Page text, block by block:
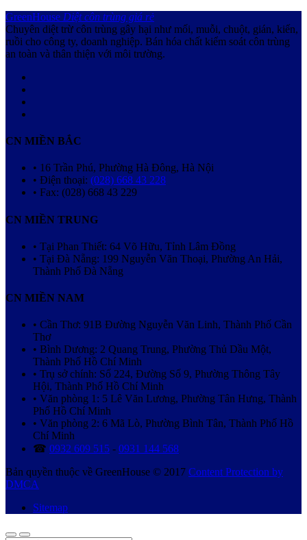
GreenHouse Diệt côn trùng giá rẻ
Chuyên diệt trừ côn trùng gây hại như mối, muỗi, chuột, gián, kiến,
ruồi cho công ty, doanh nghiệp. Bán hóa chất kiểm soát côn trùng
an toàn và thân thiện với môi trường.
CN MIỀN BẮC
• 16 Trần Phú, Phường Hà Đông, Hà Nội
• Điện thoại: (028) 668 43 228
• Fax: (028) 668 43 229
CN MIỀN TRUNG
• Tại Phan Thiết: 64 Võ Hữu, Tỉnh Lâm Đồng
• Tại Đà Nẵng: 199 Nguyễn Văn Thoại, Phường An Hải,
Thành Phố Đà Nẵng
CN MIỀN NAM
• Cần Thơ: 91B Đường Nguyễn Văn Linh, Thành Phố Cần
Thơ
• Bình Dương: 2 Quang Trung, Phường Thủ Dầu Một,
Thành Phố Hồ Chí Minh
• Trụ sở chính: Số 224, Đường Số 9, Phường Thông Tây
Hội, Thành Phố Hồ Chí Minh
• Văn phòng 1: 5 Lê Văn Lương, Phường Tân Hưng, Thành
Phố Hồ Chí Minh
• Văn phòng 2: 6 Mã Lò, Phường Bình Tân, Thành Phố Hồ
Chí Minh
☎ 0932 609 515 - 0931 144 568
Bản quyền thuộc về GreenHouse © 2017 Content Protection by
DMCA
Sitemap